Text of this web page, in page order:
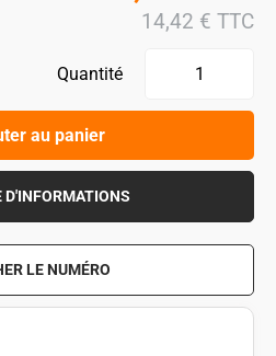
14,42 € TTC
Quantité
au panier
D'INFORMATIONS
LE NUMÉRO